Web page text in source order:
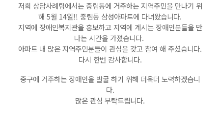
저희 상담사례팀에서는 중림동에 거주하는 지역주민을 만나기 위
해 5월 14일!! 중림동 삼성아파트에 다녀왔습니다.
지역에 장애인복지관을 홍보하고 지역에 계시는 장애인분들을 만
나는 시간을 가졌습니다.
아파트 내 많은 지역주민분들이 관심을 갖고 참여 해 주셨습니다.
다시 한번 감사합니다.
중구에 거주하는 장애인을 발굴 하기 위해 더욱더 노력하겠습니
다.
많은 관심 부탁드립니다.